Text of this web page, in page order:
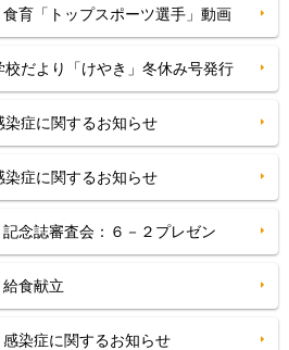
育「トップスポーツ選手」動画
だより「けやき」冬休み号発行
症に関するお知らせ
症に関するお知らせ
念誌審査会：６－２プレゼン
食献立
染症に関するお知らせ